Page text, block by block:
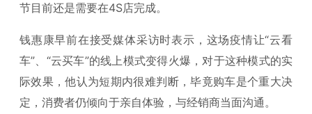
节目前还是需要在4S店完成。
钱惠康早前在接受媒体采访时表示，这场疫情让“云看
车”、“云买车”的线上模式变得火爆，对于这种模式的实
际效果，他认为短期内很难判断，毕竟购车是个重大决
定，消费者仍倾向于亲自体验，与经销商当面沟通。